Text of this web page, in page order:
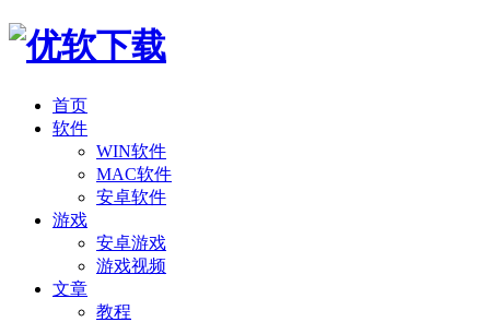
首页
软件
WIN软件
MAC软件
安卓软件
游戏
安卓游戏
游戏视频
文章
教程